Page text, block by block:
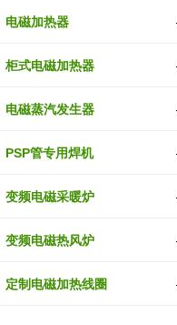
电磁加热器
柜式电磁加热器
电磁蒸汽发生器
PSP管专用焊机
变频电磁采暖炉
变频电磁热风炉
定制电磁加热线圈